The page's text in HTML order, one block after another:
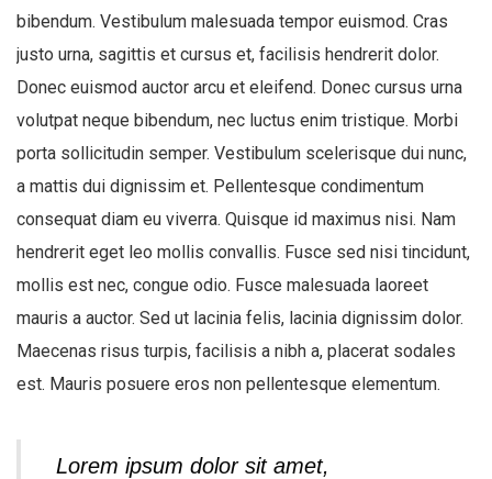
bibendum. Vestibulum malesuada tempor euismod. Cras
justo urna, sagittis et cursus et, facilisis hendrerit dolor.
Donec euismod auctor arcu et eleifend. Donec cursus urna
volutpat neque bibendum, nec luctus enim tristique. Morbi
porta sollicitudin semper. Vestibulum scelerisque dui nunc,
a mattis dui dignissim et. Pellentesque condimentum
consequat diam eu viverra. Quisque id maximus nisi. Nam
hendrerit eget leo mollis convallis. Fusce sed nisi tincidunt,
mollis est nec, congue odio. Fusce malesuada laoreet
mauris a auctor. Sed ut lacinia felis, lacinia dignissim dolor.
Maecenas risus turpis, facilisis a nibh a, placerat sodales
est. Mauris posuere eros non pellentesque elementum.
Lorem ipsum dolor sit amet,